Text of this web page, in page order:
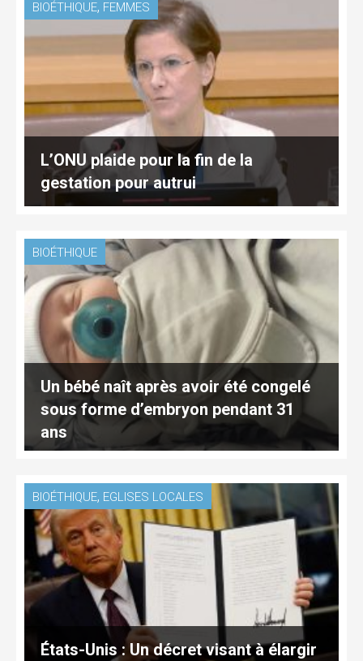
BIOÉTHIQUE, FEMMES
L’ONU plaide pour la fin de la
gestation pour autrui
BIOÉTHIQUE
Un bébé naît après avoir été congelé
sous forme d’embryon pendant 31
ans
BIOÉTHIQUE, EGLISES LOCALES
États-Unis : Un décret visant à élargir